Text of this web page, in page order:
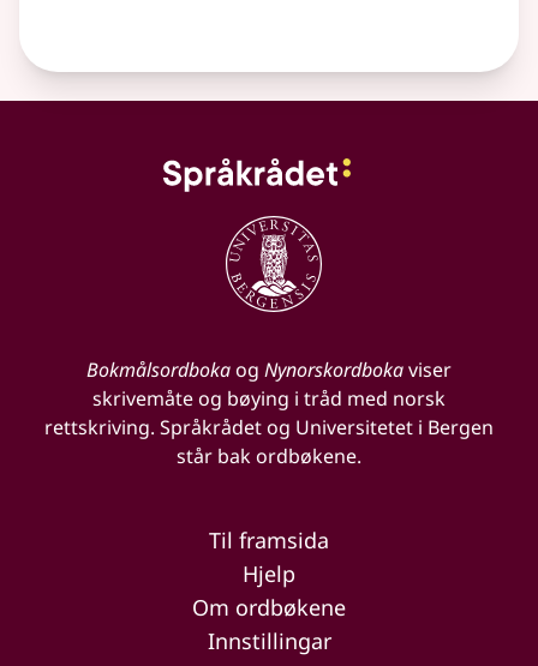
Bokmålsordbokaog Nynorskordbokaviser
skrivemåte og bøying i tråd med norsk
rettskriving. Språkrådet og Universitetet i Bergen
står bak ordbøkene.
Til framsida
Hjelp
Om ordbøkene
Innstillingar